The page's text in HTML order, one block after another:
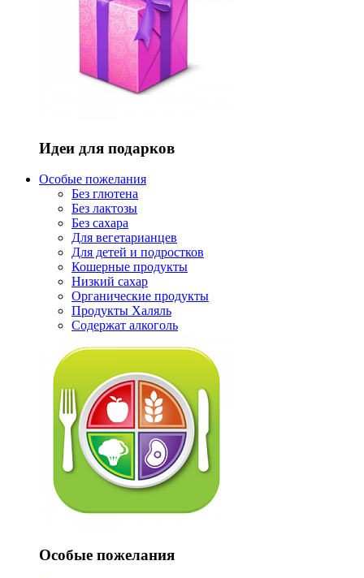
Идеи для подарков
Особые пожелания
Без глютена
Без лактозы
Без сахара
Для вегетарианцев
Для детей и подростков
Кошерные продукты
Низкий сахар
Органические продукты
Продукты Халяль
Содержат алкоголь
Особые пожелания